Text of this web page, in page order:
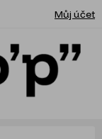
Můj účet